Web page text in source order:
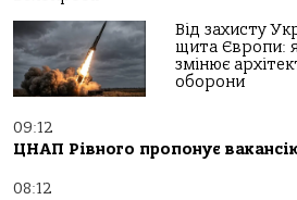
Від захисту
щита Європи:
змінює
оборони
09:12
ЦНАП Рівного пропонує
08:12